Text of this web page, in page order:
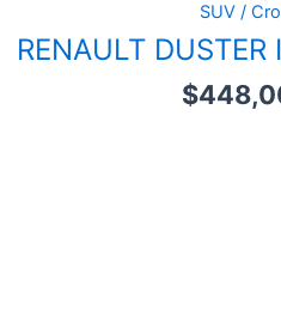
SUV /
RENAULT
$